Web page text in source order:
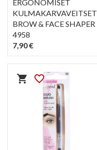
ERGONOMISET
KULMAKARVAVEITSET
BROW & FACE SHAPER
4958
7,90 €
shopping_cart favorite_border